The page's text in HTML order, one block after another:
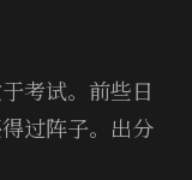
考试。前些日
过阵子。出分